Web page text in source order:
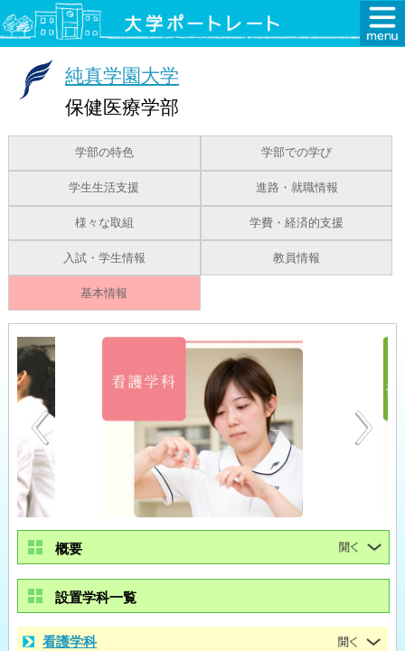
純真学園大学
保健医療学部
学部の特色 学部での学び
学生生活支援 進路・就職情報
様々な取組 学費・経済的支援
入試・学生情報 教員情報
基本情報
概要
設置学科一覧
看護学科